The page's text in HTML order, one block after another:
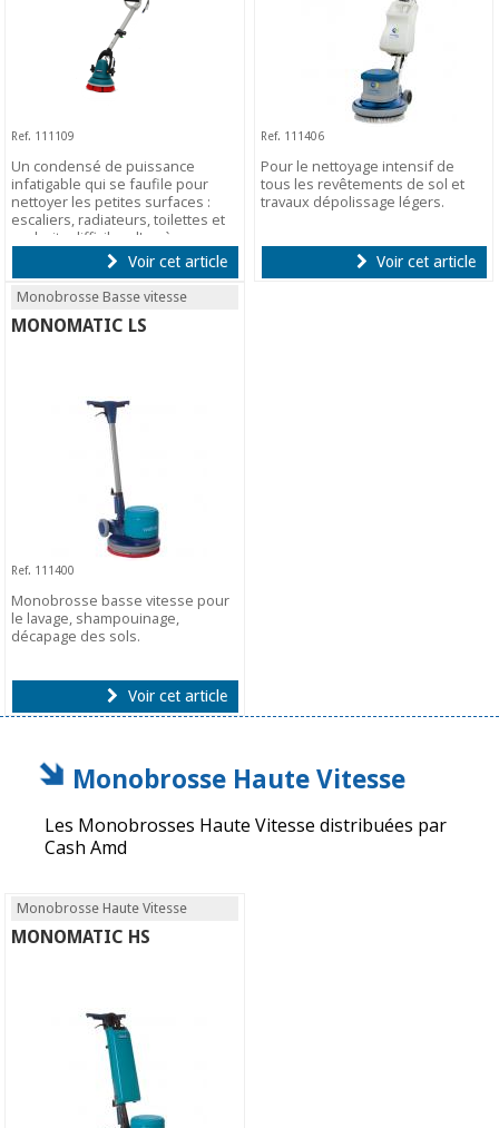
Ref. 111109
Un condensé de puissance
infatigable qui se faufile pour
nettoyer les petites surfaces :
escaliers, radiateurs, toilettes et
endroits difficiles d'accès.
Voir cet article
Ref. 111406
Pour le nettoyage intensif de
tous les revêtements de sol et
travaux dépolissage légers.
Voir cet article
Monobrosse Basse vitesse
MONOMATIC LS
Ref. 111400
Monobrosse basse vitesse pour
le lavage, shampouinage,
décapage des sols.
Voir cet article
Monobrosse Haute Vitesse
Les Monobrosses Haute Vitesse distribuées par
Cash Amd
Monobrosse Haute Vitesse
MONOMATIC HS